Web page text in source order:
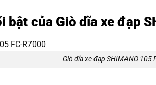
bật của Giò dĩa xe đạp
Giò dĩa xe đạp SHIMANO 105